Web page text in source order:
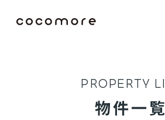
PROPERTY LI
物件一覧